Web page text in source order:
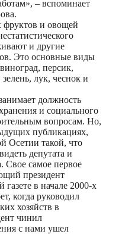
– вспоминает
и овощей
и другие
Это основные виды
персик,
лук, чеснок и
должность
и социального
вопросам. Но,
публикациях,
Осетии такой, что
депутата и
Свое самое первое
президент
в начале 2000-х
когда руководил
хозяйств в
чинил
с нами ушел